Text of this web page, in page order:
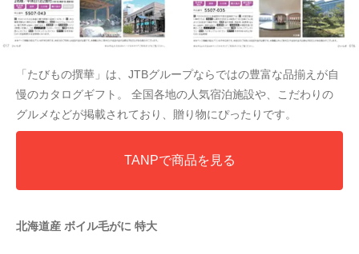
「たびもの撰華」は、JTBグループならではの豊富な品揃えが自
慢のカタログギフト。 全国各地の人気宿泊施設や、こだわりの
グルメなどが掲載されており、贈り物にぴったりです。
TANPで商品を見る
北海道産 ボイル毛がに 特大